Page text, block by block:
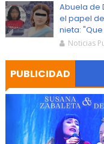
Abuela de
el papel
nieta:
Noticias
PUBLICIDAD